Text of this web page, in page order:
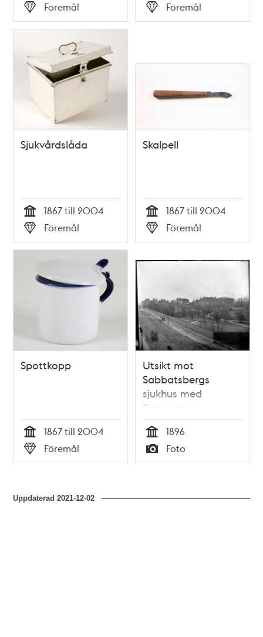
Tid
Typ
Föremål Tid
Typ
Föremål
Sjukvårdslåda
Tid
1867 till 2004
Typ
Föremål
Skalpell
Tid
1867 till 2004
Typ
Föremål
Spottkopp
Tid
1867 till 2004
Typ
Föremål
Utsikt mot
Sabbatsbergs
sjukhus med
Dalagatan i
förgrunden
Tid
1896
Typ
Foto
Uppdaterad2021-12-02